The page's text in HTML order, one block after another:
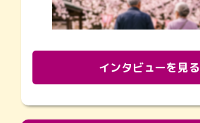
インタビューを見る